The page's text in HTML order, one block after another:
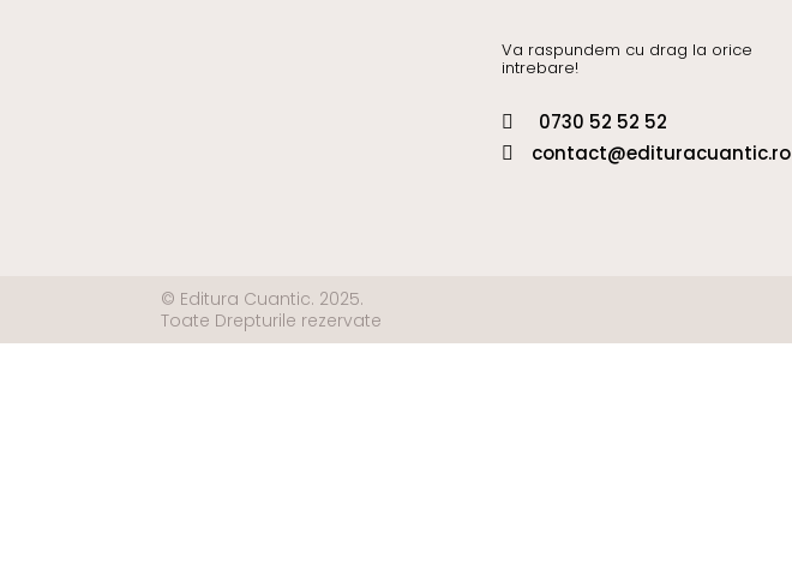
Va raspundem cu drag la orice
intrebare!
 0730 52 52 52
 contact@edituracuantic.ro
© Editura Cuantic. 2025.
Toate Drepturile rezervate